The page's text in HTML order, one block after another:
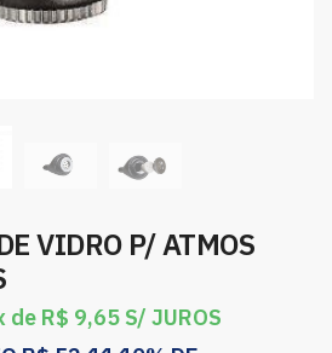
VIDRO P/ ATMOS
de R$ 9,65 S/ JUROS